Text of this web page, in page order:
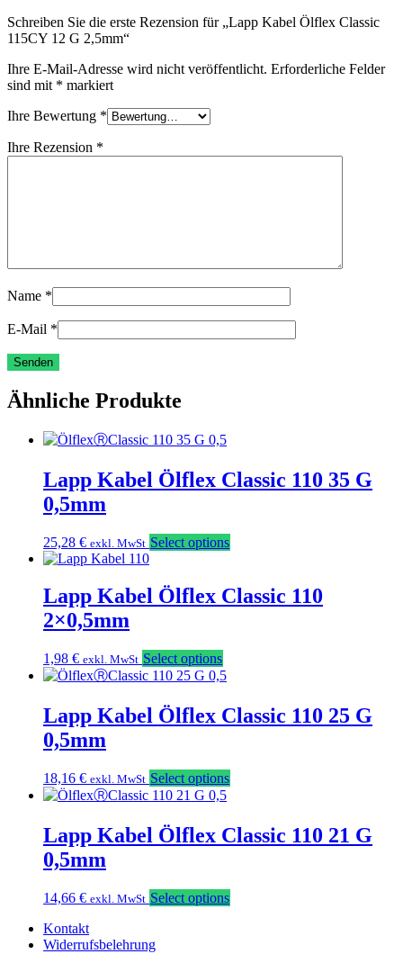
Schreiben Sie die erste Rezension für „Lapp Kabel Ölflex Classic
115CY 12 G 2,5mm“
Ihre E-Mail-Adresse wird nicht veröffentlicht. Erforderliche Felder
sind mit * markiert
Ihre Bewertung *
Ihre Rezension *
Name *
E-Mail *
Ähnliche Produkte
Lapp Kabel Ölflex Classic 110 35 G
0,5mm
25,28 € exkl. MwSt Select options
Lapp Kabel Ölflex Classic 110
2×0,5mm
1,98 € exkl. MwSt Select options
Lapp Kabel Ölflex Classic 110 25 G
0,5mm
18,16 € exkl. MwSt Select options
Lapp Kabel Ölflex Classic 110 21 G
0,5mm
14,66 € exkl. MwSt Select options
Kontakt
Widerrufsbelehrung